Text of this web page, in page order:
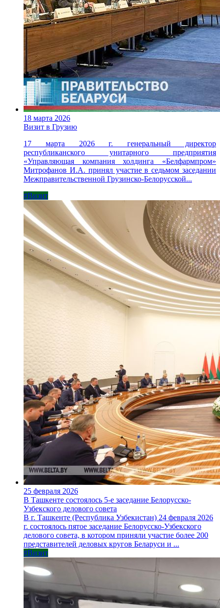
18 марта 2026
Визит в Грузию
17 марта 2026 г. генеральный директор
республиканского унитарного предприятия
«Управляющая компания холдинга «Белфармпром»
Митрофанов И.А. принял участие в седьмом заседании
Межправительственной Грузинско-Белорусской...
#Визит
25 февраля 2026
В Ташкенте состоялось 5-е заседание Белорусско-
Узбекского делового совета
В г. Ташкенте (Республика Узбекистан) 24 февраля 2026
г. состоялось пятое заседание Белорусско-Узбекского
делового совета, в котором приняли участие более 200
представителей деловых кругов Беларуси и ...
#Визит